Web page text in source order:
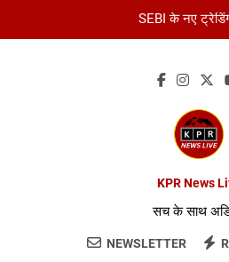
SEBI के नए
RBI ने रेपो रेट
SEBI के नए
कॉमनवेल्थ गेम्स 2026:
कमर्शियल
KPR News
सच के साथ
NEWSLETTER